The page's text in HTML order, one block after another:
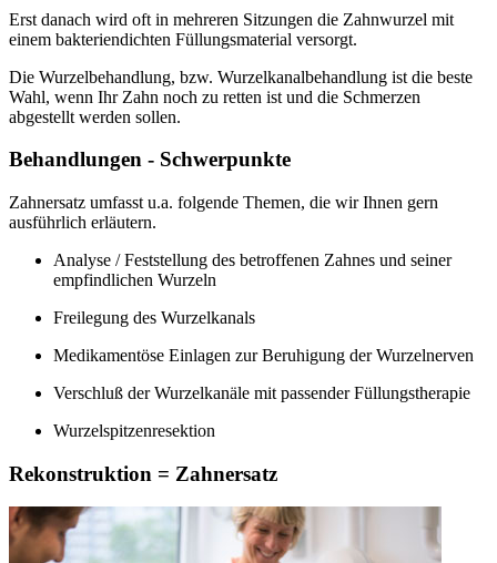
Erst danach wird oft in mehreren Sitzungen die Zahnwurzel mit
einem bakteriendichten Füllungsmaterial versorgt.
Die Wurzelbehandlung, bzw. Wurzelkanalbehandlung ist die beste
Wahl, wenn Ihr Zahn noch zu retten ist und die Schmerzen
abgestellt werden sollen.
Behandlungen - Schwerpunkte
Zahnersatz umfasst u.a. folgende Themen, die wir Ihnen gern
ausführlich erläutern.
Analyse / Feststellung des betroffenen Zahnes und seiner
empfindlichen Wurzeln
Freilegung des Wurzelkanals
Medikamentöse Einlagen zur Beruhigung der Wurzelnerven
Verschluß der Wurzelkanäle mit passender Füllungstherapie
Wurzelspitzenresektion
Rekonstruktion = Zahnersatz